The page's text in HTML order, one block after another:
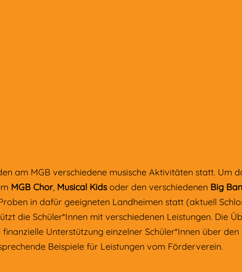
am MGB verschiedene musische Aktivitäten statt. Um
MGB Chor,Musical Kidsoder den verschiedenen Big
in dafür geeigneten Landheimen statt (aktuell
die Schüler*Innen mit verschiedenen Leistungen. Die
Unterstützung einzelner Schüler*Innen über
Beispiele für Leistungen vom Förderverein.